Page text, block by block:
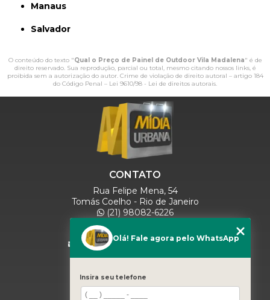
Manaus
Salvador
O conteúdo do texto "Qual o Preço de Painel de Outdoor Vila Madalena" é de
direito reservado. Sua reprodução, parcial ou total, mesmo citando nossos links, é
proibida sem a autorização do autor. Crime de violação de direito autoral – artigo 184
do Código Penal – Lei 9610/98 - Lei de direitos autorais.
CONTATO
Rua Felipe Mena, 54
Tomás Coelho - Rio de Janeiro
(21) 98082-6226
(21) 97280-9600
(11) 93071-5918
comercialmidiaurbana@gmail.com
Olá! Fale agora pelo WhatsApp
Insira seu telefone